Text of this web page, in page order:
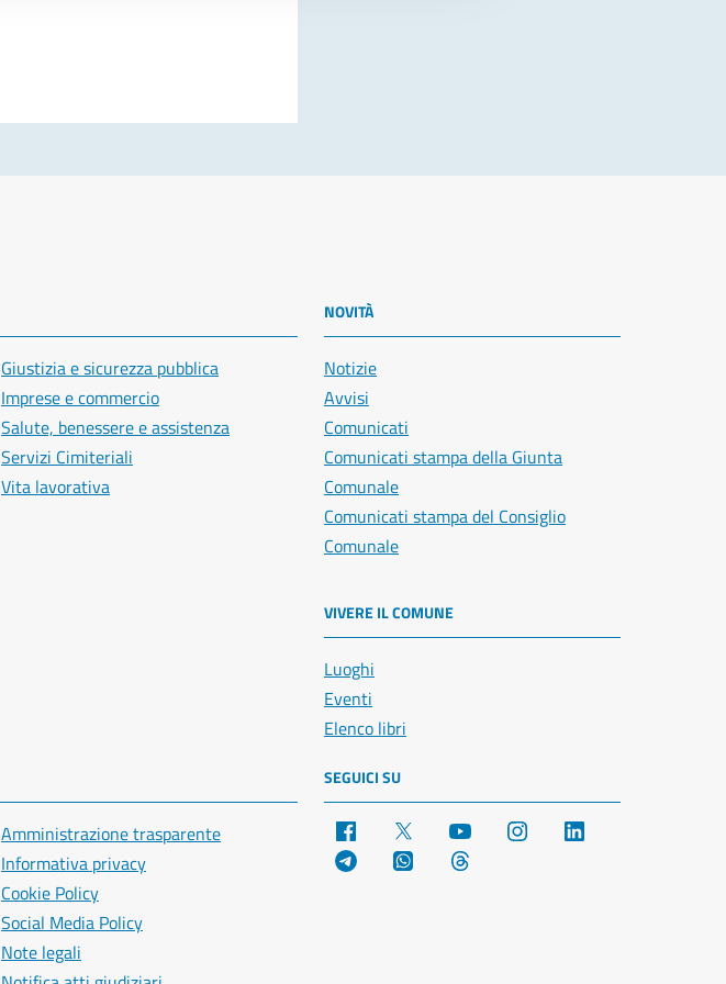
Giustizia e sicurezza pubblica
Imprese e commercio
Salute, benessere e assistenza
Servizi Cimiteriali
Vita lavorativa
NOVITÀ
Notizie
Avvisi
Comunicati
Comunicati stampa della Giunta
Comunale
Comunicati stampa del Consiglio
Comunale
VIVERE IL COMUNE
Luoghi
Eventi
Elenco libri
Amministrazione trasparente
Informativa privacy
Cookie Policy
Social Media Policy
Note legali
SEGUICI SU
Facebook YouTube Instagram
Telegram WhatsApp